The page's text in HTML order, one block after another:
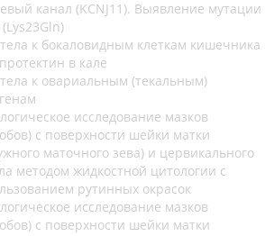
канал (KCNJ11). Выявление мутации
(Lys23Gln)
к бокаловидным клеткам кишечника
в кале
к овариальным (текальным)
исследование мазков
с поверхности шейки матки
маточного зева) и цервикального
методом жидкостной цитологии с
рутинных окрасок
исследование мазков
с поверхности шейки матки